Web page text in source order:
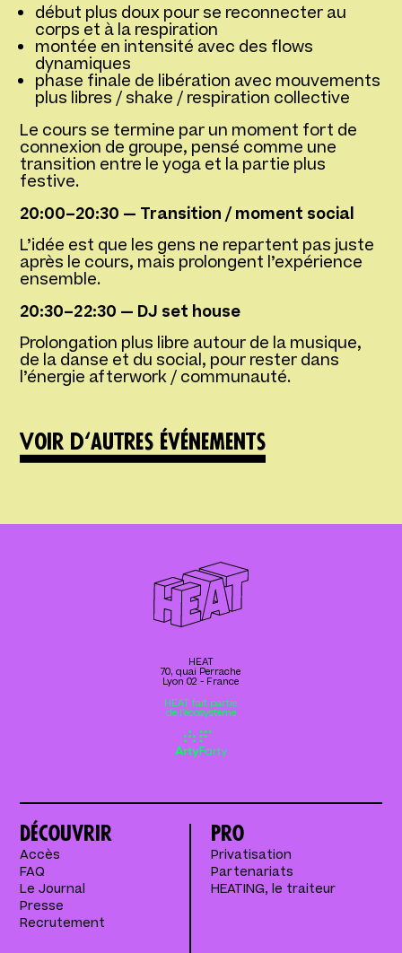
début plus doux pour se reconnecter au
corps et à la respiration
montée en intensité avec des flows
dynamiques
phase finale de libération avec mouvements
plus libres / shake / respiration collective
Le cours se termine par un moment fort de
connexion de groupe, pensé comme une
transition entre le yoga et la partie plus
festive.
20:00–20:30 — Transition / moment social
L’idée est que les gens ne repartent pas juste
après le cours, mais prolongent l’expérience
ensemble.
20:30–22:30 — DJ set house
Prolongation plus libre autour de la musique,
de la danse et du social, pour rester dans
l’énergie afterwork / communauté.
Voir d‘autres événements
HEAT
70, quai Perrache
Lyon 02 - France
HEAT fait partie
de l’écosystème
Découvrir
Accès
FAQ
Le Journal
Presse
Recrutement
Pro
Privatisation
Partenariats
HEATING, le traiteur